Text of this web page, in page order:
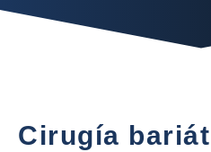
Cirugía